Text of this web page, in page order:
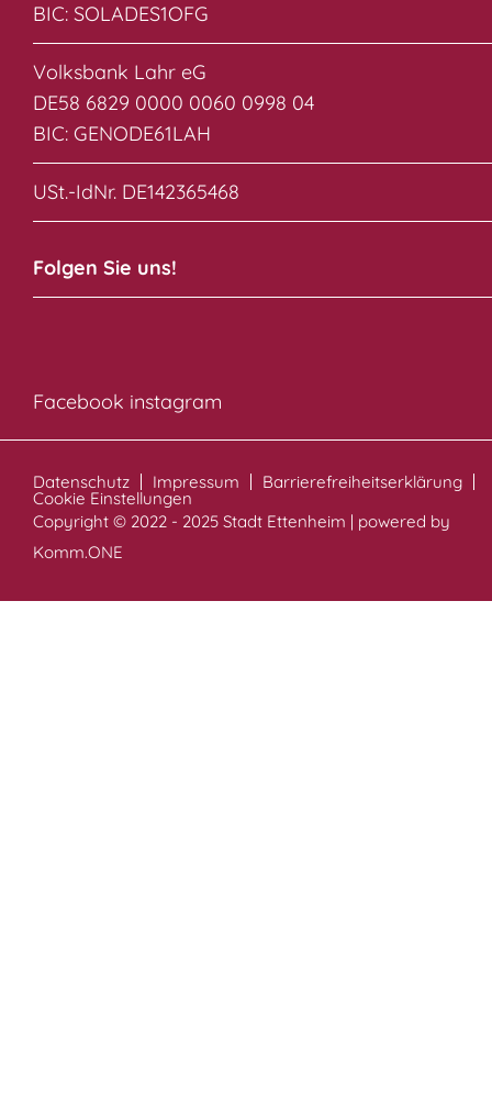
BIC: SOLADES1OFG
Volksbank Lahr eG
DE58 6829 0000 0060 0998 04
BIC: GENODE61LAH
USt.-IdNr. DE142365468
Folgen Sie uns!
Facebook instagram
Datenschutz Impressum Barrierefreiheitserklärung
Cookie Einstellungen
Copyright © 2022 - 2025 Stadt Ettenheim | powered by
Komm.ONE